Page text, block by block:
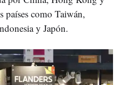
países como Taiwán,
y Japón.